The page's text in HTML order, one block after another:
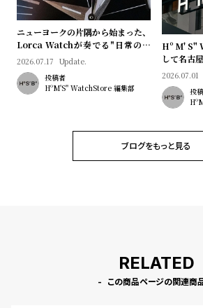
よ
く
る
質
お
問
合
わ
ニューヨークの片隅から始まった、
Lorca Watchが奏でる"日常のロ
マン"｜Brand Picks #08
2026.07.17 Update.
投稿者
HºM'S" WatchStore 編集部
Hº M' S"
して名古
2026.07.01
投
ブログをもっと見る
RELATED
この商品ページの関連商